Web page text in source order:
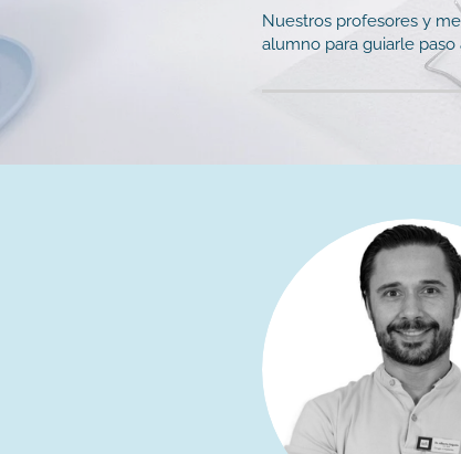
Nuestros profesores y
alumno para guiarle